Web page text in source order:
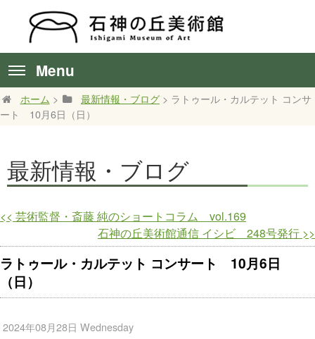
Menu
ホーム > 最新情報・ブログ > ラトゥール・カルテット コンサ
ート 10月6日（日）
最新情報・ブログ
<< 芸術監督・斎藤 純のショートコラム vol.169
石神の丘美術館通信 イシビ 248号発行 >>
ラトゥール・カルテット コンサート 10月6日
（日）
2024年08月28日 Wednesday